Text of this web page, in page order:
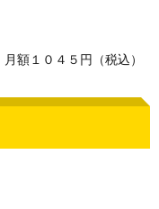
額１０４５円（税込）